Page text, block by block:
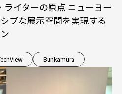
イターの原点 ニューヨー
ブな展示空間を実現する
Bunkamura